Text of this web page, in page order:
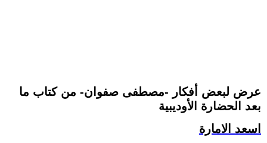
عرض لبعض أفكار -مصطفى صفوان- من كتاب ما
بعد الحضارة الأوديبية
اسعد الامارة